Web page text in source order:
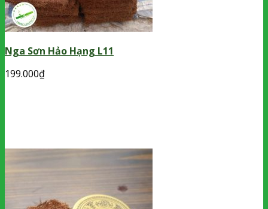
Nga Sơn Hảo Hạng L11
199.000₫